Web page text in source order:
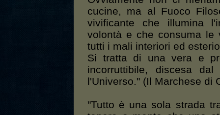
cucine, ma al Fuoco
vivificante che illumina
volontà e che consuma le
tutti i mali interiori ed
Si tratta di una vera e
incorruttibile, discesa
l'Universo." (Il Marchese di
"Tutto è una sola strada